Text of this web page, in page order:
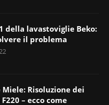
della lavastoviglie Beko:
il problema
Risoluzione dei
– ecco come